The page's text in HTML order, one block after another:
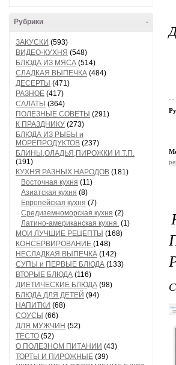
-
Рубрики
ЗАКУСКИ (593)
ВИДЕО-КУХНЯ (548)
БЛЮДА ИЗ МЯСА (514)
СЛАДКАЯ ВЫПЕЧКА (484)
ДЕСЕРТЫ (471)
РАЗНОЕ (417)
САЛАТЫ (364)
ПОЛЕЗНЫЕ СОВЕТЫ (291)
К ПРАЗДНИКУ (273)
БЛЮДА ИЗ РЫБЫ и
МОРЕПРОДУКТОВ (237)
БЛИНЫ,ОЛАДЬЯ,ПИРОЖКИ И Т.П.
(191)
КУХНЯ РАЗНЫХ НАРОДОВ (181)
Восточная кухня (11)
Азиатская кухня (8)
Европейская кухня (7)
Средиземноморская кухня (2)
Латино-американская кухня. (1)
МОИ ЛУЧШИЕ РЕЦЕПТЫ (168)
КОНСЕРВИРОВАНИЕ (148)
НЕСЛАДКАЯ ВЫПЕЧКА (142)
СУПЫ и ПЕРВЫЕ БЛЮДА (133)
ВТОРЫЕ БЛЮДА (116)
ДИЕТИЧЕСКИЕ БЛЮДА (98)
БЛЮДА ДЛЯ ДЕТЕЙ (94)
НАПИТКИ (68)
СОУСЫ (66)
ДЛЯ МУЖЧИН (52)
ТЕСТО (52)
О ПОЛЕЗНОМ ПИТАНИИ (43)
ТОРТЫ И ПИРОЖНЫЕ (39)